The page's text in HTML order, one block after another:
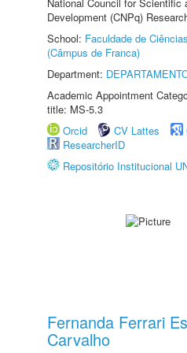
Development (CNPq)
School: Faculdade de
(Câmpus de Franca)
Department:
Academic Appointment
title: MS-5.3
Orcid
CV Lattes
ResearcherID
Repositório Institucional
Fernanda Ferrari
Carvalho